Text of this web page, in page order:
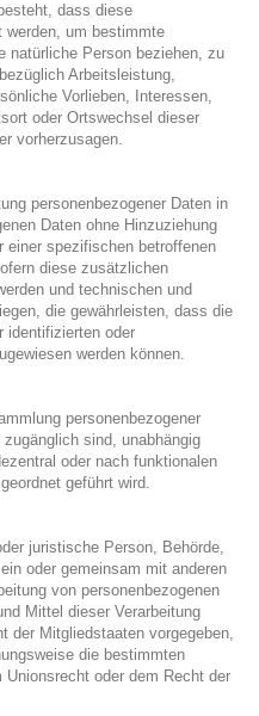
dass diese
werden, um bestimmte
natürliche Person beziehen, zu
Arbeitsleistung,
Vorlieben, Interessen,
oder Ortswechsel dieser
vorherzusagen.
personenbezogener Daten in
Daten ohne Hinzuziehung
spezifischen betroffenen
diese zusätzlichen
und technischen und
die gewährleisten, dass die
identifizierten oder
werden können.
personenbezogener
sind, unabhängig
oder nach funktionalen
geführt wird.
juristische Person, Behörde,
oder gemeinsam mit anderen
von personenbezogenen
Mittel dieser Verarbeitung
der Mitgliedstaaten vorgegeben,
die bestimmten
Unionsrecht oder dem Recht der